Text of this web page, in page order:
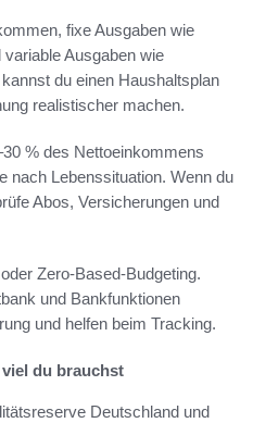
fixe Ausgaben wie
Ausgaben wie
du einen Haushaltsplan
realistischer machen.
% des Nettoeinkommens
nach Lebenssituation. Wenn du
Abos, Versicherungen und
Zero-Based-Budgeting.
und Bankfunktionen
und helfen beim Tracking.
du brauchst
Deutschland und